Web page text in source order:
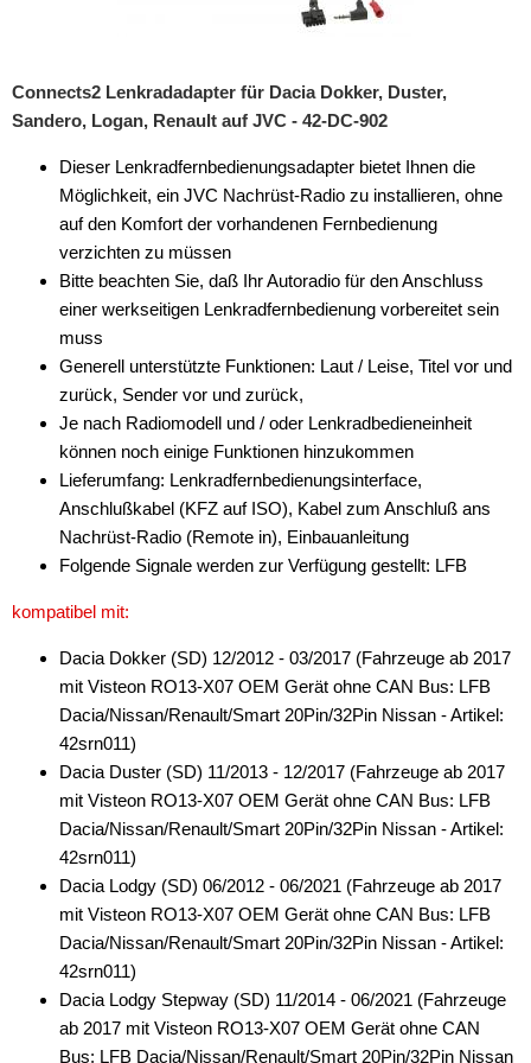
für Lancia
für Lexus
für Lincoln
für MAN
für Mazda
für Mercedes
für Mercury
für MG
für Mini
für Mitsubishi
für Nissan
für Oldsmobil
für Opel
für Peugeot
für Pointiac
für Porsche
für Renault
für Rover
für Saab
Connects2 Lenkradadapter für Dacia Dokker, Duster,
Sandero, Logan, Renault auf JVC - 42-DC-902
Dieser Lenkradfernbedienungsadapter bietet Ihnen die
Möglichkeit, ein JVC Nachrüst-Radio zu installieren, ohne
auf den Komfort der vorhandenen Fernbedienung
verzichten zu müssen
Bitte beachten Sie, daß Ihr Autoradio für den Anschluss
einer werkseitigen Lenkradfernbedienung vorbereitet sein
muss
Generell unterstützte Funktionen: Laut / Leise, Titel vor und
zurück, Sender vor und zurück,
Je nach Radiomodell und / oder Lenkradbedieneinheit
können noch einige Funktionen hinzukommen
Lieferumfang: Lenkradfernbedienungsinterface,
Anschlußkabel (KFZ auf ISO), Kabel zum Anschluß ans
Nachrüst-Radio (Remote in), Einbauanleitung
Folgende Signale werden zur Verfügung gestellt: LFB
kompatibel mit:
Dacia Dokker (SD) 12/2012 - 03/2017 (Fahrzeuge ab 2017
mit Visteon RO13-X07 OEM Gerät ohne CAN Bus: LFB
Dacia/Nissan/Renault/Smart 20Pin/32Pin Nissan - Artikel:
42srn011)
Dacia Duster (SD) 11/2013 - 12/2017 (Fahrzeuge ab 2017
mit Visteon RO13-X07 OEM Gerät ohne CAN Bus: LFB
Dacia/Nissan/Renault/Smart 20Pin/32Pin Nissan - Artikel:
42srn011)
Dacia Lodgy (SD) 06/2012 - 06/2021 (Fahrzeuge ab 2017
mit Visteon RO13-X07 OEM Gerät ohne CAN Bus: LFB
Dacia/Nissan/Renault/Smart 20Pin/32Pin Nissan - Artikel:
42srn011)
Dacia Lodgy Stepway (SD) 11/2014 - 06/2021 (Fahrzeuge
ab 2017 mit Visteon RO13-X07 OEM Gerät ohne CAN
Bus: LFB Dacia/Nissan/Renault/Smart 20Pin/32Pin Nissan